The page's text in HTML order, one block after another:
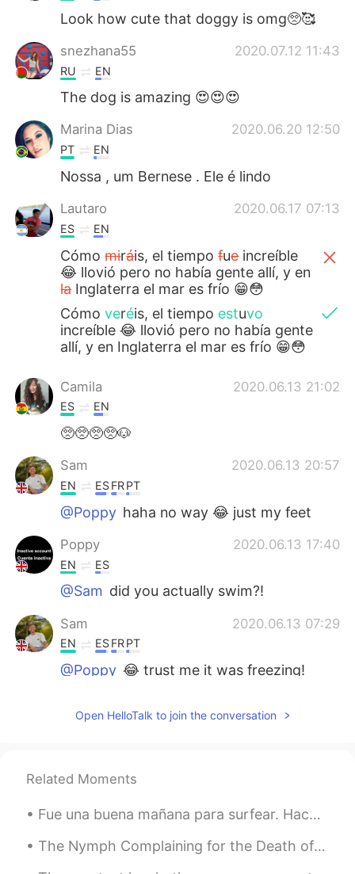
Look how cute that doggy is omg🥺🥰
snezhana55 2020.07.12 11:43
RU EN
The dog is amazing 😍😍😍
Marina Dias 2020.06.20 12:50
PT EN
Nossa , um Bernese . Ele é lindo
Lautaro 2020.06.17 07:13
ES EN
Cómomiráis, el tiempofueincreíble
😂 llovió pero no había gente allí, y en
laInglaterra el mar es frío 😁😳
Cómoveréis, el tiempo estuvo
increíble 😂 llovió pero no había gente
allí, y en Inglaterra el mar es frío 😁😳
Camila 2020.06.13 21:02
ES EN
🥺🥺🥺🥺🐶
Sam 2020.06.13 20:57
EN ESFRPT
@Poppy haha no way 😂 just my feet
Poppy 2020.06.13 17:40
EN ES
@Sam did you actually swim?!
Sam 2020.06.13 07:29
EN ESFRPT
@Poppy 😂 trust me it was freezing!
EN ES
ES EN
Haha con las rocas y conchas de mar
Open HelloTalk to join the conversation
Related Moments
Fue una buena mañana para surfear. Hace calor aquí y no tengo el aire acondicionado en mi casa as...
The Nymph Complaining for the Death of her Fawn by Andrew Marvell. Part 4 of 7. With sweetest m...